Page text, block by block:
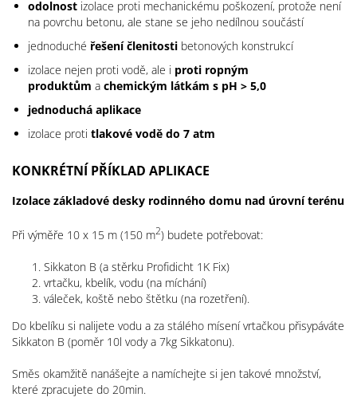
odolnost izolace proti mechanickému poškození, protože není
na povrchu betonu, ale stane se jeho nedílnou součástí
jednoduché řešení členitosti betonových konstrukcí
izolace nejen proti vodě, ale i proti ropným
produktům a chemickým látkám s pH > 5,0
jednoduchá aplikace
izolace proti tlakové vodě do 7 atm
​KONKRÉTNÍ PŘÍKLAD APLIKACE
Izolace základové desky rodinného domu nad úrovní terénu
Při výměře 10 x 15 m (150 m2) budete potřebovat:
Sikkaton B (a stěrku Profidicht 1K Fix)
vrtačku, kbelík, vodu (na míchání)
váleček, koště nebo štětku (na rozetření).
Do kbelíku si nalijete vodu a za stálého mísení vrtačkou přisypáváte
Sikkaton B (poměr 10l vody a 7kg Sikkatonu).
Směs okamžitě nanášejte a namíchejte si jen takové množství,
které zpracujete do 20min.